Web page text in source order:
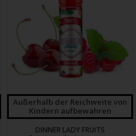
Außerhalb der Reichweite von
Kindern aufbewahren
DINNER LADY FRUITS